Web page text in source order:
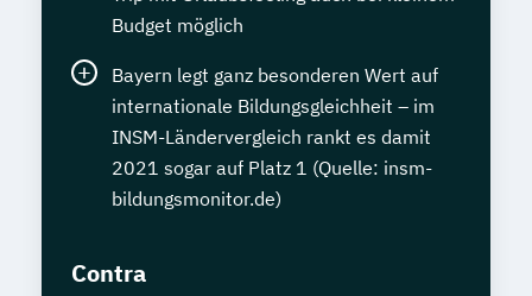
Budget möglich
Bayern legt ganz besonderen Wert auf
internationale Bildungsgleichheit – im
INSM-Ländervergleich rankt es damit
2021 sogar auf Platz 1 (Quelle: insm-
bildungsmonitor.de)
Contra